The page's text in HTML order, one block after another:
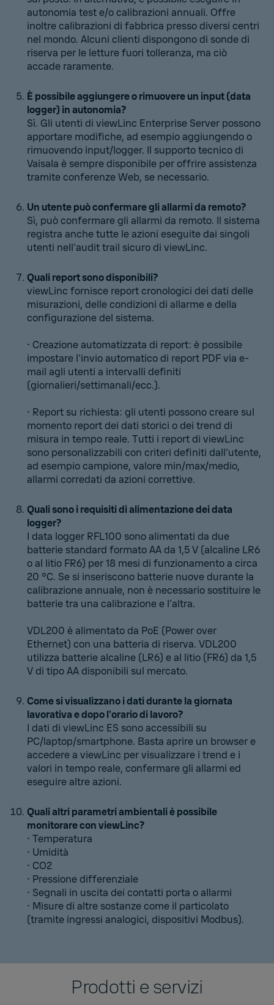
autonomia test e/o calibrazioni annuali. Offre
inoltre calibrazioni di fabbrica presso diversi centri
nel mondo. Alcuni clienti dispongono di sonde di
riserva per le letture fuori tolleranza, ma ciò
accade raramente.
È possibile aggiungere o rimuovere un input (data
logger) in autonomia?
Sì. Gli utenti di viewLinc Enterprise Server possono
apportare modifiche, ad esempio aggiungendo o
rimuovendo input/logger. Il supporto tecnico di
Vaisala è sempre disponibile per offrire assistenza
tramite conferenze Web, se necessario.
Un utente può confermare gli allarmi da remoto?
Sì, può confermare gli allarmi da remoto. Il sistema
registra anche tutte le azioni eseguite dai singoli
utenti nell'audit trail sicuro di viewLinc.
Quali report sono disponibili?
viewLinc fornisce report cronologici dei dati delle
misurazioni, delle condizioni di allarme e della
configurazione del sistema.
• Creazione automatizzata di report: è possibile
impostare l'invio automatico di report PDF via e-
mail agli utenti a intervalli definiti
(giornalieri/settimanali/ecc.).
• Report su richiesta: gli utenti possono creare sul
momento report dei dati storici o dei trend di
misura in tempo reale. Tutti i report di viewLinc
sono personalizzabili con criteri definiti dall'utente,
ad esempio campione, valore min/max/medio,
allarmi corredati da azioni correttive.
Quali sono i requisiti di alimentazione dei data
logger?
I data logger RFL100 sono alimentati da due
batterie standard formato AA da 1,5 V (alcaline LR6
o al litio FR6) per 18 mesi di funzionamento a circa
20 °C. Se si inseriscono batterie nuove durante la
calibrazione annuale, non è necessario sostituire le
batterie tra una calibrazione e l'altra.
VDL200 è alimentato da PoE (Power over
Ethernet) con una batteria di riserva. VDL200
utilizza batterie alcaline (LR6) e al litio (FR6) da 1,5
V di tipo AA disponibili sul mercato.
Come si visualizzano i dati durante la giornata
lavorativa e dopo l'orario di lavoro?
I dati di viewLinc ES sono accessibili su
PC/laptop/smartphone. Basta aprire un browser e
accedere a viewLinc per visualizzare i trend e i
valori in tempo reale, confermare gli allarmi ed
eseguire altre azioni.
Quali altri parametri ambientali è possibile
monitorare con viewLinc?
• Temperatura
• Umidità
• CO2
• Pressione differenziale
• Segnali in uscita dei contatti porta o allarmi
• Misure di altre sostanze come il particolato
(tramite ingressi analogici, dispositivi Modbus).
Prodotti e servizi